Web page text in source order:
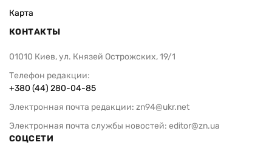
Карта
КОНТАКТЫ
01010 Киев, ул. Князей Острожских, 19/1
Телефон редакции:
+380 (44) 280-04-85
Электронная почта редакции: zn94@ukr.net
Электронная почта службы новостей: editor@zn.ua
СОЦСЕТИ